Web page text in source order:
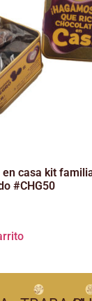
en casa kit
#CHG50